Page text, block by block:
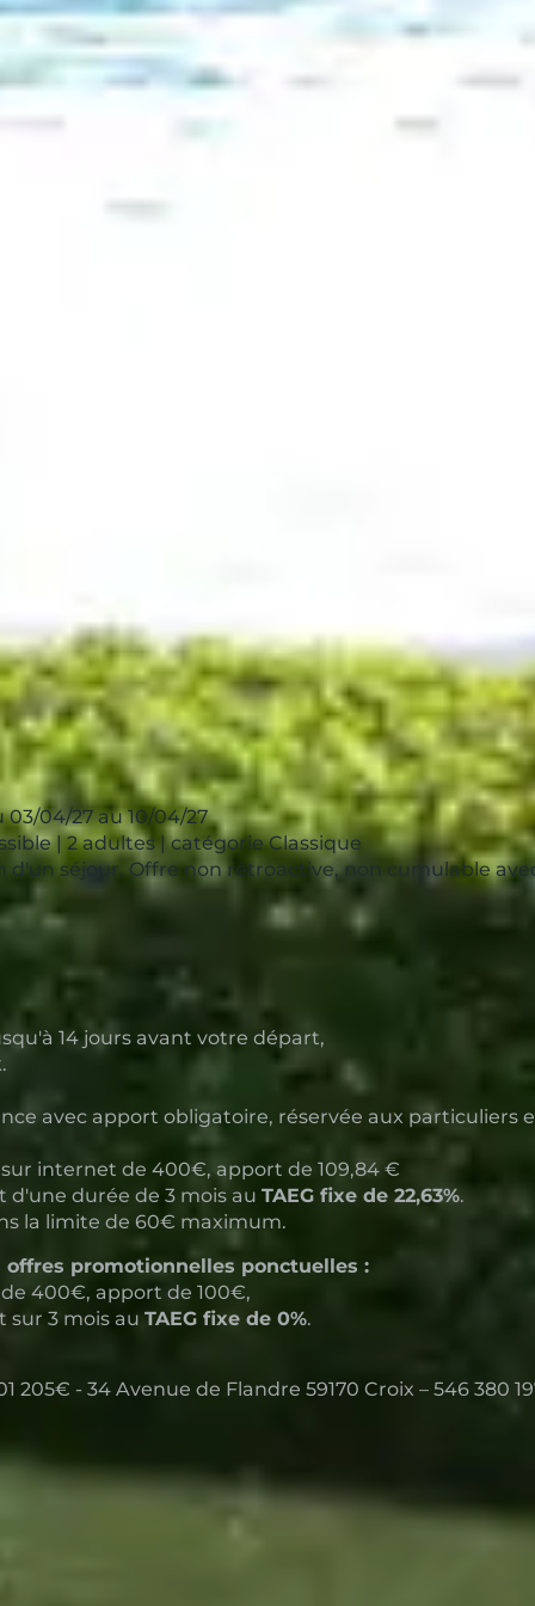
typiques de cette région.
une moindre mesure que dans les
à colombage, aux façades colorées et à
04/27 au 10/04/27
| 2 adultes | catégorie Classique
d'un séjour. Offre non rétroactive, non cumulable
14 jours avant votre départ,
.
avec apport obligatoire, réservée aux particuliers
internet de 400€, apport de 109,84 €
d'une durée de 3 mois au TAEG fixe de 22,63%.
la limite de 60€ maximum.
promotionnelles ponctuelles :
400€, apport de 100€,
sur 3 mois au TAEG fixe de 0%.
205€ - 34 Avenue de Flandre 59170 Croix – 546 380